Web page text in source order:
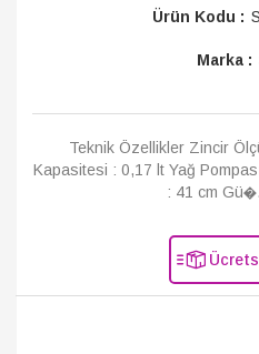
Ürün Kodu :
Marka :
Teknik Özellikler Zincir
Kapasitesi : 0,17 lt Yağ
: 41 cm